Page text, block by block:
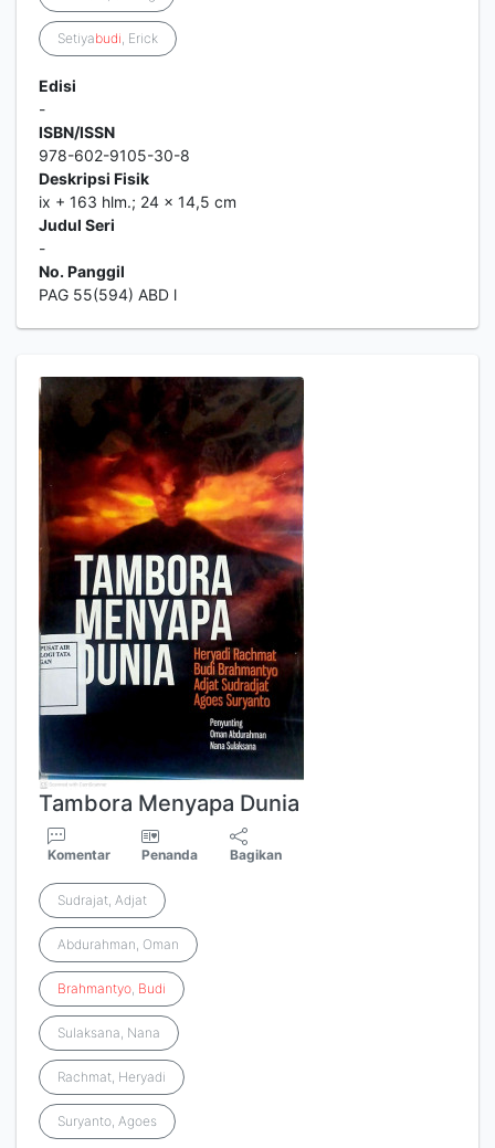
Setiyabudi, Erick
Edisi
-
ISBN/ISSN
978-602-9105-30-8
Deskripsi Fisik
ix + 163 hlm.; 24 x 14,5 cm
Judul Seri
-
No. Panggil
PAG 55(594) ABD l
Tambora Menyapa Dunia
Komentar Penanda Bagikan
Sudrajat, Adjat
Abdurahman, Oman
Brahmantyo, Budi
Sulaksana, Nana
Rachmat, Heryadi
Suryanto, Agoes